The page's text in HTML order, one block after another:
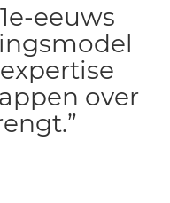
eeuws
over